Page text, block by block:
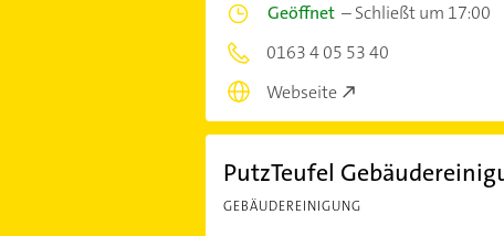
Geöffnet–Schließt um 17:00
0163 4 05 53 40
Webseite
PutzTeufel
GEBÄUDEREINIGUNG